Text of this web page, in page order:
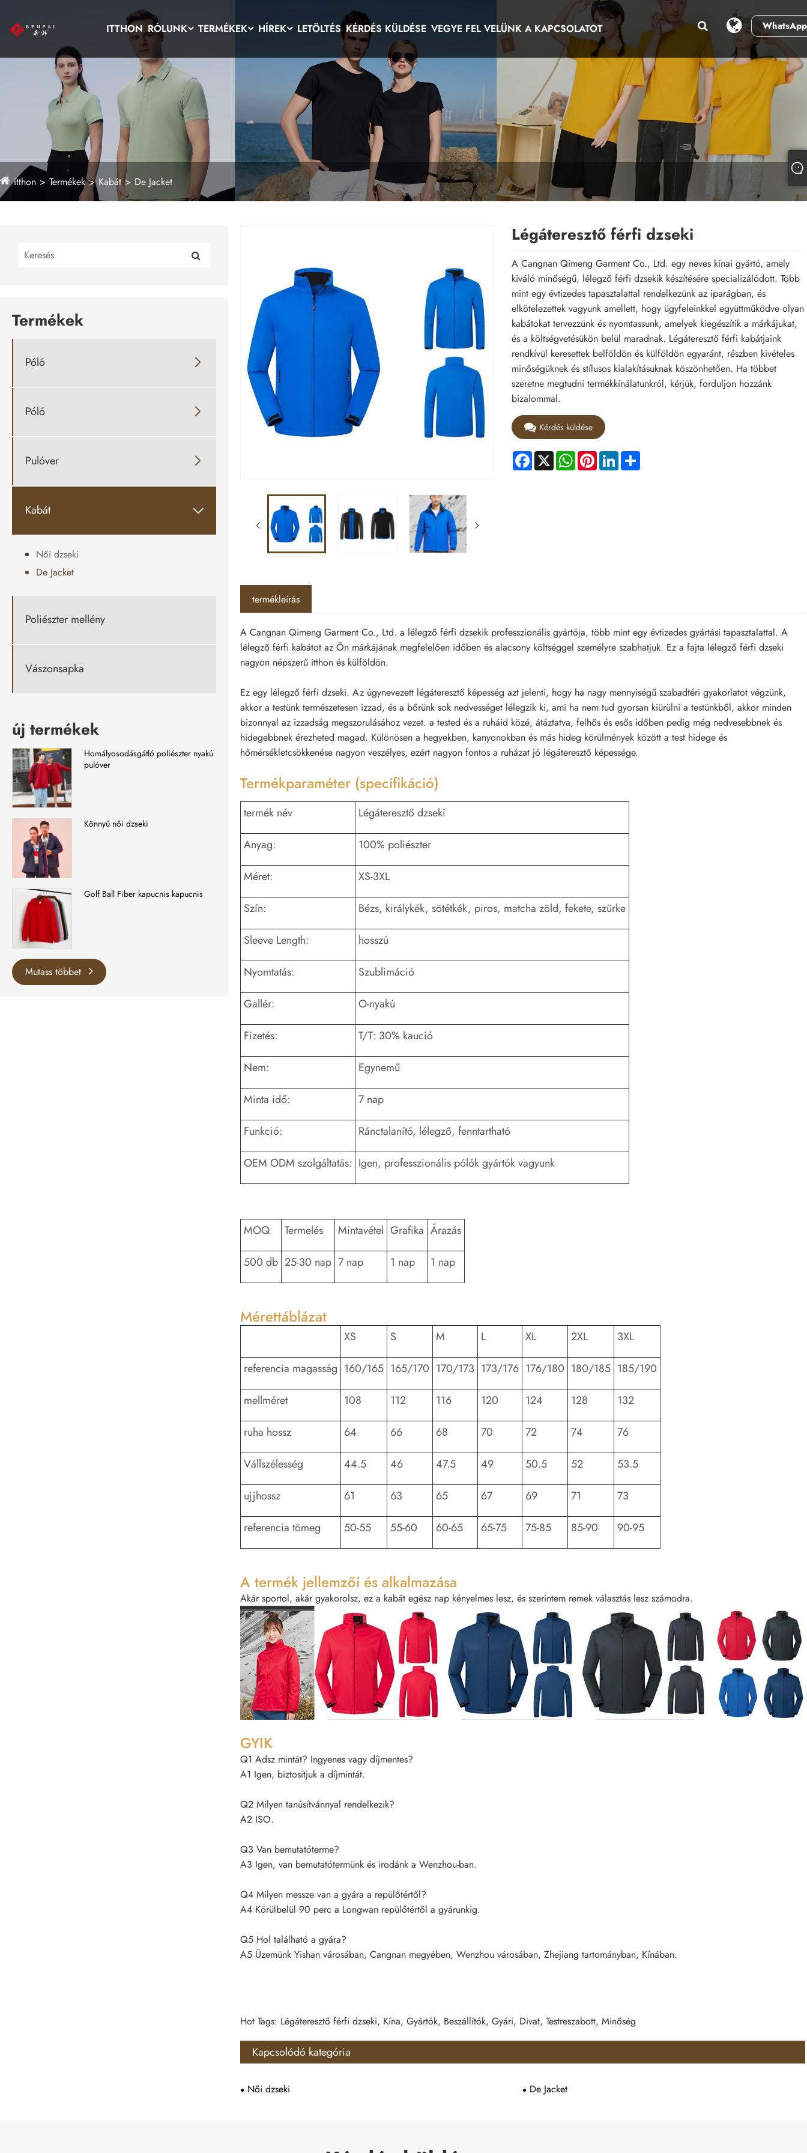
WhatsApp
ITTHON RÓLUNK TERMÉKEK HÍREK LETÖLTÉS KÉRDÉS KÜLDÉSE VEGYE FEL VELÜNK A KAPCSOLATOT
itthon Termékek Kabát De Jacket
Termékek
Póló 
Póló 
Pulóver 
Kabát 
Női dzseki
De Jacket
Poliészter mellény
Vászonsapka
új termékek
Homályosodásgátló poliészter nyakú
pulóver
Könnyű női dzseki
Golf Ball Fiber kapucnis kapucnis
Mutass többet
Légáteresztő férfi dzseki
A Cangnan Qimeng Garment Co., Ltd. egy neves kínai gyártó, amely
kiváló minőségű, lélegző férfi dzsekik készítésére specializálódott. Több
mint egy évtizedes tapasztalattal rendelkezünk az iparágban, és
elkötelezettek vagyunk amellett, hogy ügyfeleinkkel együttműködve olyan
kabátokat tervezzünk és nyomtassunk, amelyek kiegészítik a márkájukat,
és a költségvetésükön belül maradnak. Légáteresztő férfi kabátjaink
rendkívül keresettek belföldön és külföldön egyaránt, részben kivételes
minőségüknek és stílusos kialakításuknak köszönhetően. Ha többet
szeretne megtudni termékkínálatunkról, kérjük, forduljon hozzánk
bizalommal.
Kérdés küldése
Facebook
X WhatsApp
PinterestLinkedInShare
termékleírás
A Cangnan Qimeng Garment Co., Ltd. a lélegző férfi dzsekik professzionális gyártója, több mint egy évtizedes gyártási tapasztalattal. A
lélegző férfi kabátot az Ön márkájának megfelelően időben és alacsony költséggel személyre szabhatjuk. Ez a fajta lélegző férfi dzseki
nagyon népszerű itthon és külföldön.
Ez egy lélegző férfi dzseki. Az úgynevezett légáteresztő képesség azt jelenti, hogy ha nagy mennyiségű szabadtéri gyakorlatot végzünk,
akkor a testünk természetesen izzad, és a bőrünk sok nedvességet lélegzik ki, ami ha nem tud gyorsan kiürülni a testünkből, akkor minden
bizonnyal az izzadság megszorulásához vezet. a tested és a ruháid közé, átáztatva, felhős és esős időben pedig még nedvesebbnek és
hidegebbnek érezheted magad. Különösen a hegyekben, kanyonokban és más hideg körülmények között a test hidege és
hőmérsékletcsökkenése nagyon veszélyes, ezért nagyon fontos a ruházat jó légáteresztő képessége.
Termékparaméter (specifikáció)
termék név Légáteresztő dzseki
Anyag: 100% poliészter
Méret: XS-3XL
Szín: Bézs, királykék, sötétkék, piros, matcha zöld, fekete, szürke
Sleeve Length: hosszú
Nyomtatás: Szublimáció
Gallér: O-nyakú
Fizetés: T/T: 30% kaució
Nem: Egynemű
Minta idő: 7 nap
Funkció: Ránctalanító, lélegző, fenntartható
OEM ODM szolgáltatás: Igen, professzionális pólók gyártók vagyunk
MOQ Termelés Mintavétel Grafika Árazás
500 db 25-30 nap 7 nap 1 nap 1 nap
Mérettáblázat
XS S M L XL 2XL 3XL
referencia magasság 160/165 165/170 170/173 173/176 176/180 180/185 185/190
mellméret 108 112 116 120 124 128 132
ruha hossz 64 66 68 70 72 74 76
Vállszélesség 44.5 46 47.5 49 50.5 52 53.5
ujjhossz 61 63 65 67 69 71 73
referencia tömeg 50-55 55-60 60-65 65-75 75-85 85-90 90-95
A termék jellemzői és alkalmazása
Akár sportol, akár gyakorolsz, ez a kabát egész nap kényelmes lesz, és szerintem remek választás lesz számodra.
GYIK
Q1 Adsz mintát? Ingyenes vagy díjmentes?
A1 Igen, biztosítjuk a díjmintát.
Q2 Milyen tanúsítvánnyal rendelkezik?
A2 ISO.
Q3 Van bemutatóterme?
A3 Igen, van bemutatótermünk és irodánk a Wenzhou-ban.
Q4 Milyen messze van a gyára a repülőtértől?
A4 Körülbelül 90 perc a Longwan repülőtértől a gyárunkig.
Q5 Hol található a gyára?
A5 Üzemünk Yishan városában, Cangnan megyében, Wenzhou városában, Zhejiang tartományban, Kínában.
Hot Tags: Légáteresztő férfi dzseki, Kína, Gyártók, Beszállítók, Gyári, Divat, Testreszabott, Minőség
Kapcsolódó kategória
Női dzseki De Jacket